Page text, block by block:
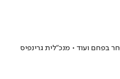
בפחם ועוד • מנכ"לית גרינפיס